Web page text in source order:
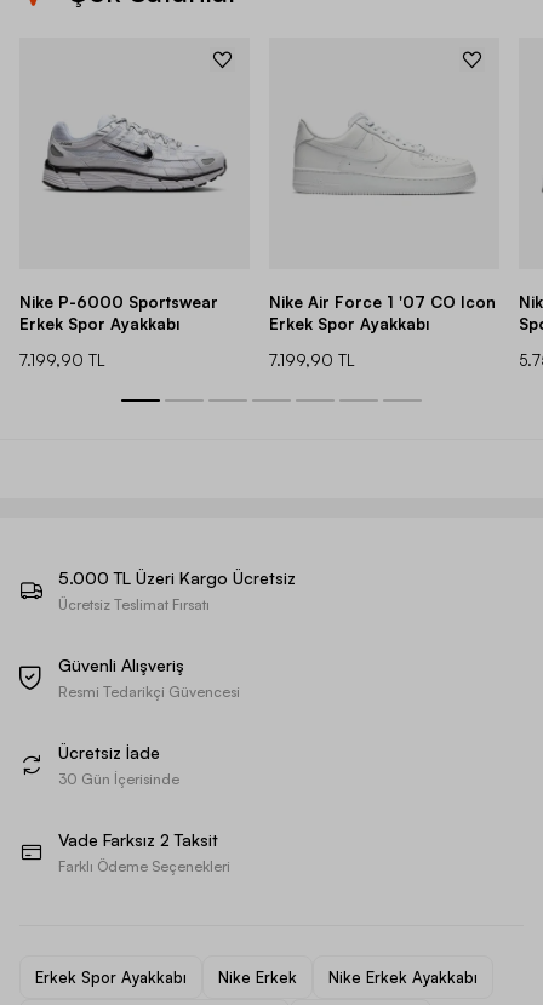
Nike P-6000 Sportswear
Erkek Spor Ayakkabı
7.199,90 TL
Nike Air Force 1 '07 CO Icon
Erkek Spor Ayakkabı
7.199,90 TL
5.000 TL Üzeri Kargo Ücretsiz
Ücretsiz Teslimat Fırsatı
Güvenli Alışveriş
Resmi Tedarikçi Güvencesi
Ücretsiz İade
30 Gün İçerisinde
Vade Farksız 2 Taksit
Farklı Ödeme Seçenekleri
Erkek Spor Ayakkabı Nike Erkek Nike Erkek Ayakkabı